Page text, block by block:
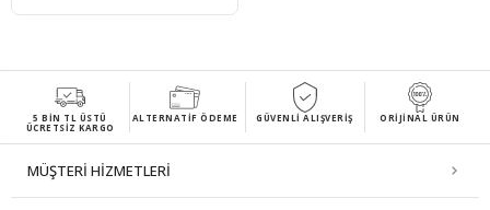
5 BIN TL ÜSTÜ
ÜCRETSIZ KARGO
ALTERNATİF ÖDEME GÜVENLİ ALIŞVERİŞ ORİJİNAL ÜRÜN
MÜŞTERI HIZMETLERI